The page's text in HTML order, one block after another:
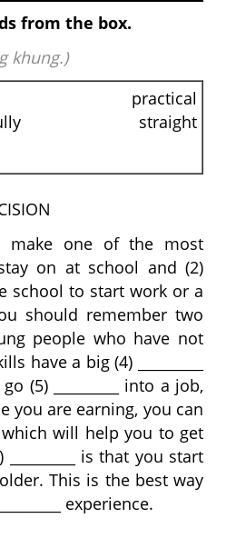
from the box.
khung.)
practical
straight
make one of the most
on at school and (2)
school to start work or a
should remember two
people who have not
a big (4) _________
(5) _________ into a job,
you are earning, you can
which will help you to get
is that you start
This is the best way
experience.